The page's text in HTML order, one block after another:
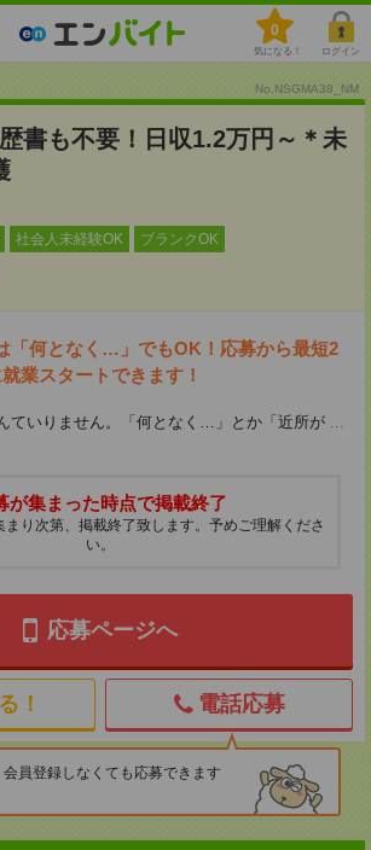
0
気になる！ ログイン
No.NSGMA38_NM
書も不要！日収1.2万円～＊未
社会人未経験OK ブランクOK
「何となく…」でもOK！応募から最短2
業スタートできます！
ていりません。「何となく…」とか「近所が ...
が集まった時点で掲載終了
まり次第、掲載終了致します。予めご理解くださ
い。
応募ページへ
！ 電話応募
会員登録しなくても応募できます